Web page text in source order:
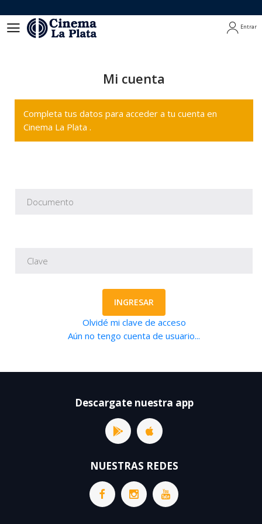
Entrar
Mi cuenta
Completa tus datos para acceder a tu cuenta en
Cinema La Plata .
INGRESAR
Olvidé mi clave de acceso
Aún no tengo cuenta de usuario...
Descargate nuestra app
NUESTRAS REDES